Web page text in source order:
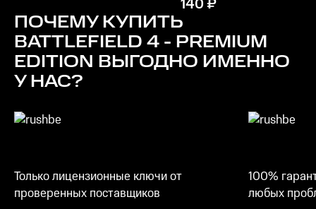
Место на диске
30 ГБ
140₽
ПОЧЕМУ КУПИТЬ
BATTLEFIELD 4 - PREMIUM
EDITION ВЫГОДНО ИМЕННО
У НАС?
Только лицензионные ключи от
проверенных поставщиков
100%
любых